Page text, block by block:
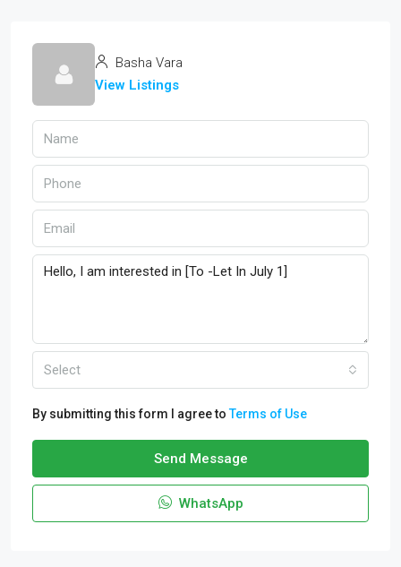
Basha Vara
View Listings
Select
By submitting this form I agree toTerms of Use
Send Message
WhatsApp